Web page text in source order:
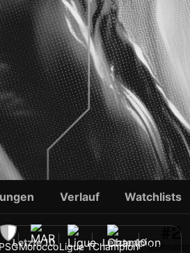
HAKIMI
PSGMoroccoLigue 1Champion
#2
Verlauf Watchlists
Letzte 10 Letzte 40